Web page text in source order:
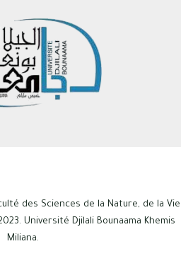
des Sciences de la Nature, de la Vie
Université Djilali Bounaama Khemis
Miliana.